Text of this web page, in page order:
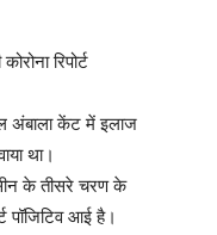
रिपोर्ट
अंबाला केंट में इलाज
था।
के तीसरे चरण के
पॉजिटिव आई है।